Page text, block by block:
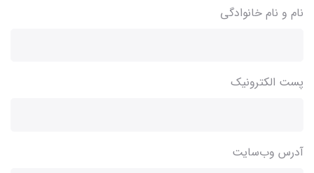
نام و نام خانوادگی
پست الکترونیک
آدرس وب‌سایت